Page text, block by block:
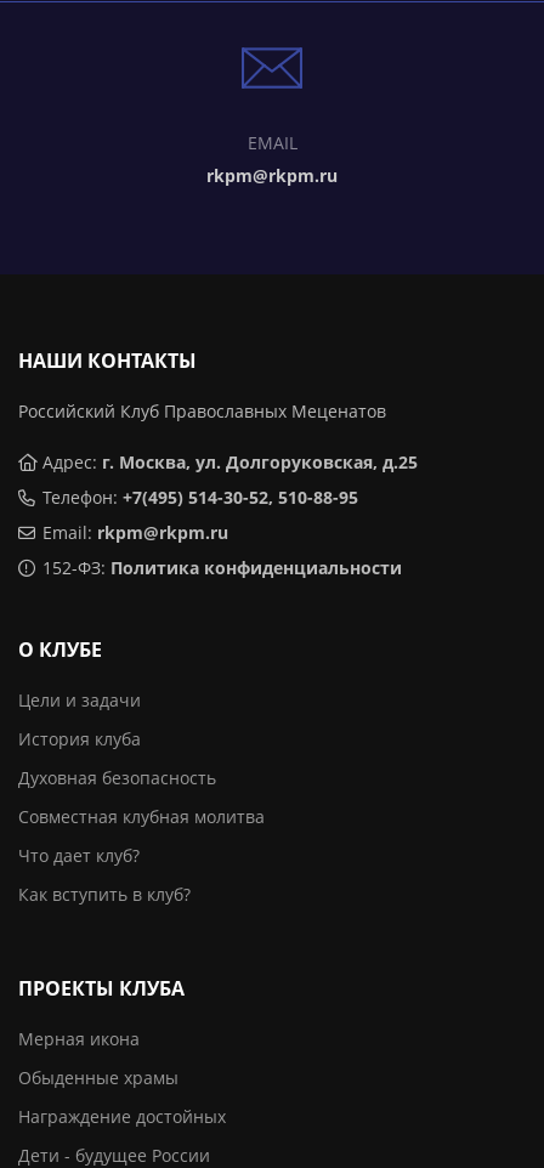
EMAIL
rkpm@rkpm.ru
НАШИ КОНТАКТЫ
Российский Клуб Православных Меценатов
Адрес: г. Москва, ул. Долгоруковская, д.25
Телефон: +7(495) 514-30-52, 510-88-95
Email: rkpm@rkpm.ru
152-ФЗ: Политика конфиденциальности
О КЛУБЕ
Цели и задачи
История клуба
Духовная безопасность
Совместная клубная молитва
Что дает клуб?
Как вступить в клуб?
ПРОЕКТЫ КЛУБА
Мерная икона
Обыденные храмы
Награждение достойных
Дети - будущее России